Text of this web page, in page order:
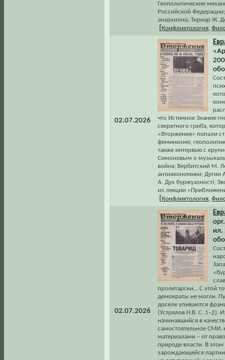
Геополитические
Российской
анархизма; Тириар Ж.
Конфликтология,
02.07.2026
что Истинное Знание
секретного гриба,
«Вторжения» попали
феминизме,
также интервью с
Симоновым о
война; Вербитский М.
антиэкономики; Дугин
А. Дух буржуазностi;
из лекции
Конфликтология,
02.07.2026
ил.
пролетарски... С этой
демократы не могли.
доселе упиваются
(Устрялов Н.В. С. 1–2).
начинавшийся в
самостоятельное СМИ,
материалами – от
природе власти. В этом
зарождающейся